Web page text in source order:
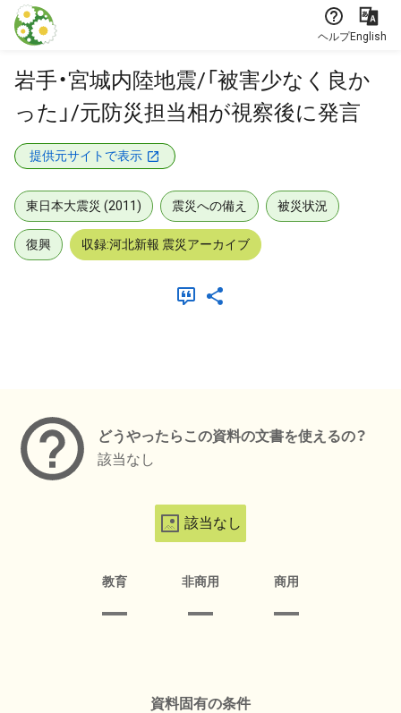
本文に飛ぶ
ヘルプEnglish
岩手・宮城内陸地震/「被害少なく良か
った」/元防災担当相が視察後に発言
提供元サイトで表示
東日本大震災 (2011) 震災への備え 被災状況
復興 収録:河北新報 震災アーカイブ
どうやったらこの資料の文書を使えるの？
該当なし
該当なし
教育 非商用 商用
資料固有の条件